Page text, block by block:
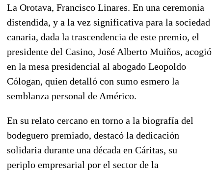
La Orotava, Francisco Linares. En una ceremonia
distendida, y a la vez significativa para la sociedad
canaria, dada la trascendencia de este premio, el
presidente del Casino, José Alberto Muiños, acogió
en la mesa presidencial al abogado Leopoldo
Cólogan, quien detalló con sumo esmero la
semblanza personal de Américo.
En su relato cercano en torno a la biografía del
bodeguero premiado, destacó la dedicación
solidaria durante una década en Cáritas, su
periplo empresarial por el sector de la